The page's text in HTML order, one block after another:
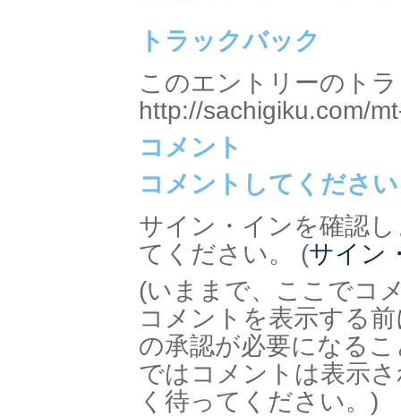
トラックバック
このエントリーのト
http://sachigiku.com/
コメント
コメントしてください
サイン・インを確認
てください。 (サイン
(いままで、ここでコ
コメントを表示する
の承認が必要になる
ではコメントは表示
く待ってください。)